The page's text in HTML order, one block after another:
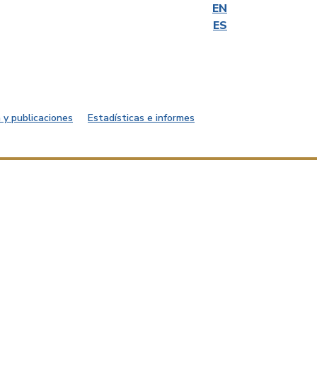
EN
ES
publicaciones Estadísticas e informes